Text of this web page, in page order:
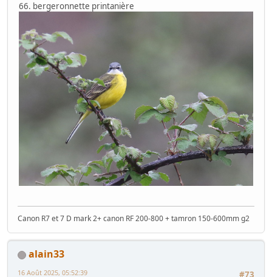
66. bergeronnette printanière
Canon R7 et 7 D mark 2+ canon RF 200-800 + tamron 150-600mm g2
alain33
#73
16 Août 2025, 05:52:39